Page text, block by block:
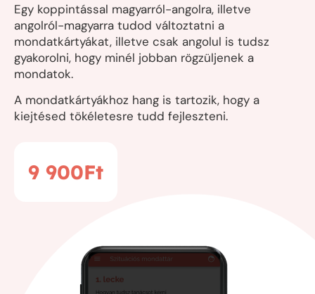
Egy koppintással magyarról-angolra, illetve
angolról-magyarra tudod változtatni a
mondatkártyákat, illetve csak angolul is tudsz
gyakorolni, hogy minél jobban rögzüljenek a
mondatok.
A mondatkártyákhoz hang is tartozik, hogy a
kiejtésed tökéletesre tudd fejleszteni.
9 900Ft